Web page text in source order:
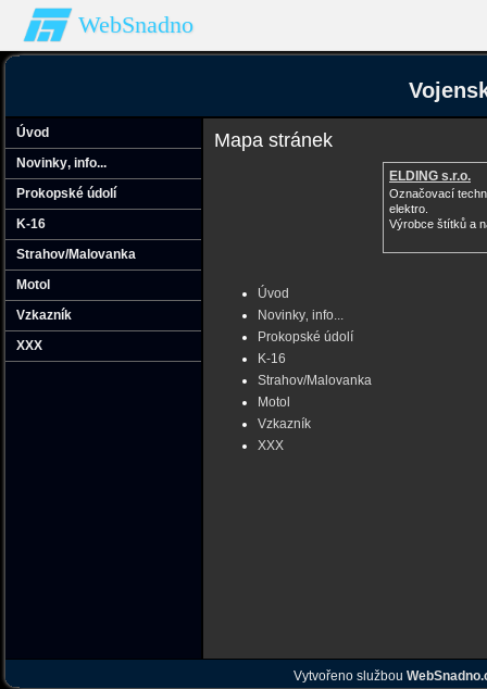
WebSnadno
Úvod
Novinky‚ info...
Prokopské údolí
K-16
Strahov/Malovanka
Motol
Vzkazník
XXX
Mapa stránek
ELDING s.r.o.
Označovací
elektro.
Výrobce štítků a
Úvod
Novinky‚ info...
Prokopské údolí
K-16
Strahov/Malovanka
Motol
Vzkazník
XXX
Vytvořeno službou